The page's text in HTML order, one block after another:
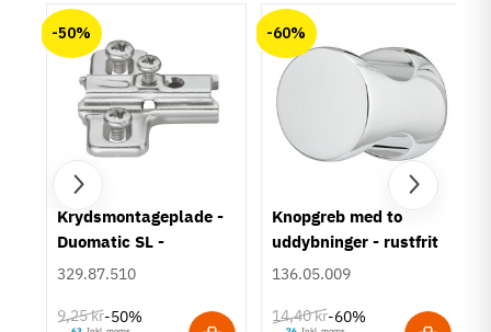
Materiale
Zinklegering
Overflade
Forkromet
Poleret
Hulafstand
160 mm
Farve
Krom
Montering
-50%
Krydsmontageplade -
Duomatic SL -
Euroskruer
329.87.510
9,25 kr-50%
-60%
Knopgreb med to
uddybninger - rustfrit
stål
136.05.009
14,40 kr-60%